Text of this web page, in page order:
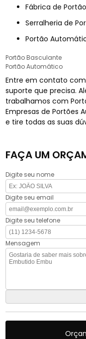
Fábrica de
Serralheria de
Portão
Portão Basculante
Portão Automático
Entre em contato
suporte que precisa.
trabalhamos com
Empresas de Portões
e tire todas as suas
FAÇA UM
Digite seu nome
Digite seu email
Digite seu telefone
Mensagem